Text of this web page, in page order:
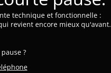
technique et fonctionnelle :
revient encore mieux qu'avant.
?